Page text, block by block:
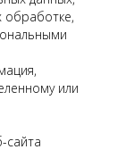
обработке,
или
сайта